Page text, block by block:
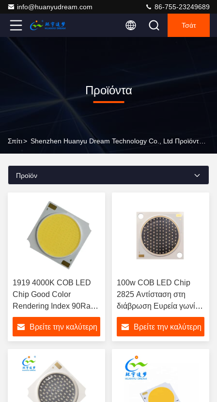
info@huanyudream.com 86-755-23249689
Τσάτ
Προϊόντα
Σπίτι>
Προϊόν
1919 4000K COB LED
Chip Good Color
Rendering Index 90Ra
18W-24W
Βρείτε την καλύτερη
100w COB LED Chip
2825 Αντίσταση στη
διάβρωση Ευρεία γωνία
θέασης
Βρείτε την καλύτερη